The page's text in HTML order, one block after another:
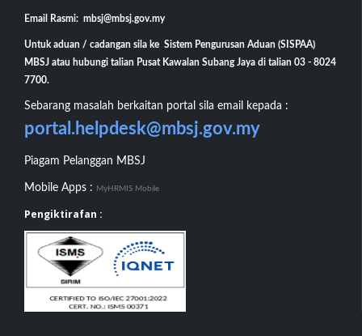
Email Rasmi: mbsj@mbsj.gov.my
Untuk aduan / cadangan sila ke Sistem Pengurusan Aduan (SISPAA)
MBSJ atau hubungi talian Pusat Kawalan Subang Jaya di talian 03 - 8024
7700.
Sebarang masalah berkaitan portal sila email kepada :
portal.helpdesk@mbsj.gov.my
Piagam Pelanggan MBSJ
Mobile Apps : MyHRMIS Mobile
Pengiktirafan :